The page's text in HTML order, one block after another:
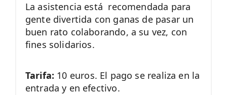
La asistencia está recomendada para
gente divertida con ganas de pasar un
buen rato colaborando, a su vez, con
fines solidarios.
Tarifa: 10 euros. El pago se realiza en la
entrada y en efectivo.